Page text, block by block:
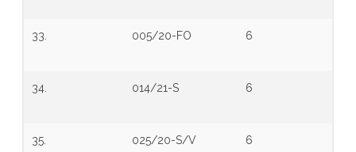
33. 005/20-FO 6
34. 014/21-S 6
35. 025/20-S/V 6